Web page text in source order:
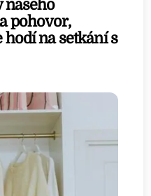
našeho
pohovor,
hodí na setkání s